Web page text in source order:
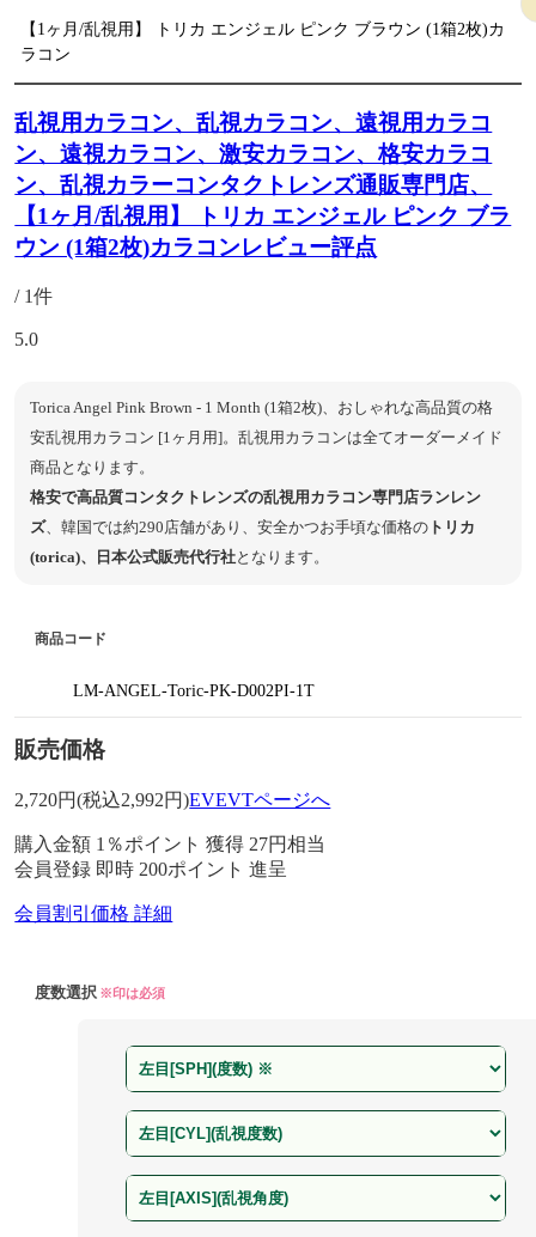
【1ヶ月/乱視用】 トリカ エンジェル ピンク ブラウン (1箱2枚)カ
ラコン
乱視用カラコン、乱視カラコン、遠視用カラコ
ン、遠視カラコン、激安カラコン、格安カラコ
ン、乱視カラーコンタクトレンズ通販専門店、
【1ヶ月/乱視用】 トリカ エンジェル ピンク ブラ
ウン (1箱2枚)カラコンレビュー評点
/ 1件
5.0
Torica Angel Pink Brown - 1 Month (1箱2枚)、おしゃれな高品質の格
安乱視用カラコン [1ヶ月用]。乱視用カラコンは全てオーダーメイド
商品となります。
格安で高品質コンタクトレンズの乱視用カラコン専門店ランレン
ズ、韓国では約290店舗があり、安全かつお手頃な価格の トリカ
(torica)、日本公式販売代行社となります。
商品コード
LM-ANGEL-Toric-PK-D002PI-1T
販売価格
2,720円(税込2,992円)EVEVTページへ
購入金額 1％ポイント 獲得 27円相当
会員登録 即時 200ポイント 進呈
会員割引価格 詳細
度数選択 ※印は必須